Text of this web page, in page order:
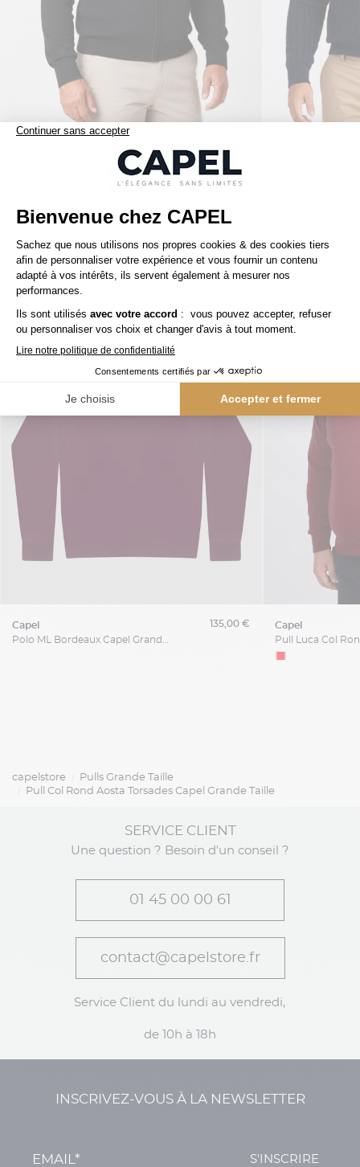
Cardigan Zippé Col Camionneur Grande Taille Noir
149,00 €
Nos clients aiment aussi
capel
Polo ML Bordeaux Capel Grande Taille
135,00 € capel
capelstore
Pulls Grande Taille
Pull Col Rond Aosta Torsades Capel Grande Taille
SERVICE CLIENT
Une question ? Besoin d'un conseil ?
01 45 00 00 61
contact@capelstore.fr
Service Client du lundi au vendredi,
de 10h à 18h
INSCRIVEZ-VOUS À LA NEWSLETTER
S'INSCRIRE